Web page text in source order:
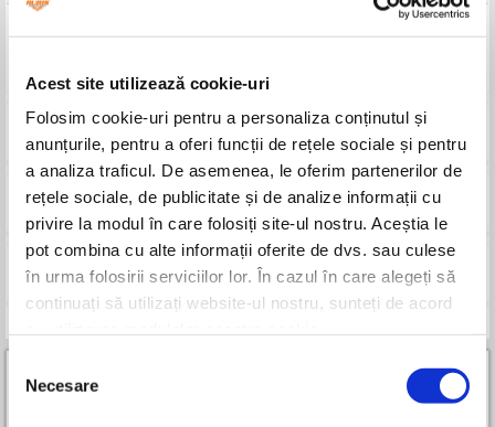
Acest site utilizează cookie-uri
Folosim cookie-uri pentru a personaliza conținutul și
anunțurile, pentru a oferi funcții de rețele sociale și pentru
a analiza traficul. De asemenea, le oferim partenerilor de
rețele sociale, de publicitate și de analize informații cu
privire la modul în care folosiți site-ul nostru. Aceștia le
pot combina cu alte informații oferite de dvs. sau culese
în urma folosirii serviciilor lor. În cazul în care alegeți să
continuați să utilizați website-ul nostru, sunteți de acord
consimțământului
Necesare
Denumire Tambur fir 3mm {Metal-Cut aluminiu} 53m
Produse compatibile
Imagini
Compara